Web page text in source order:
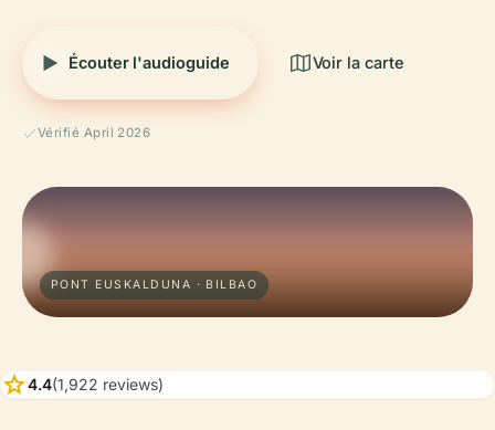
Écouter l'audioguide Voir la carte
Vérifié April 2026
PONT EUSKALDUNA · BILBAO
star4.4(1,922 reviews)